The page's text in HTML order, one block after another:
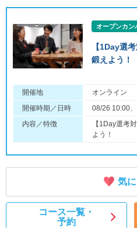
オープンカン
【1Day選
鍛えよう！
開催地
オンライン
開催時期／日時
08/26 10:00
内容／特徴
【1Day選考
よう！
気
コース一覧・
予約